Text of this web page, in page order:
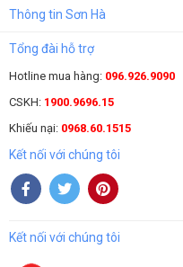
Thông tin Sơn Hà
Tổng đài hỗ trợ
Hotline mua hàng: 096.926.9090
CSKH: 1900.9696.15
Khiếu nại: 0968.60.1515
Kết nối với chúng tôi
Kết nối với chúng tôi